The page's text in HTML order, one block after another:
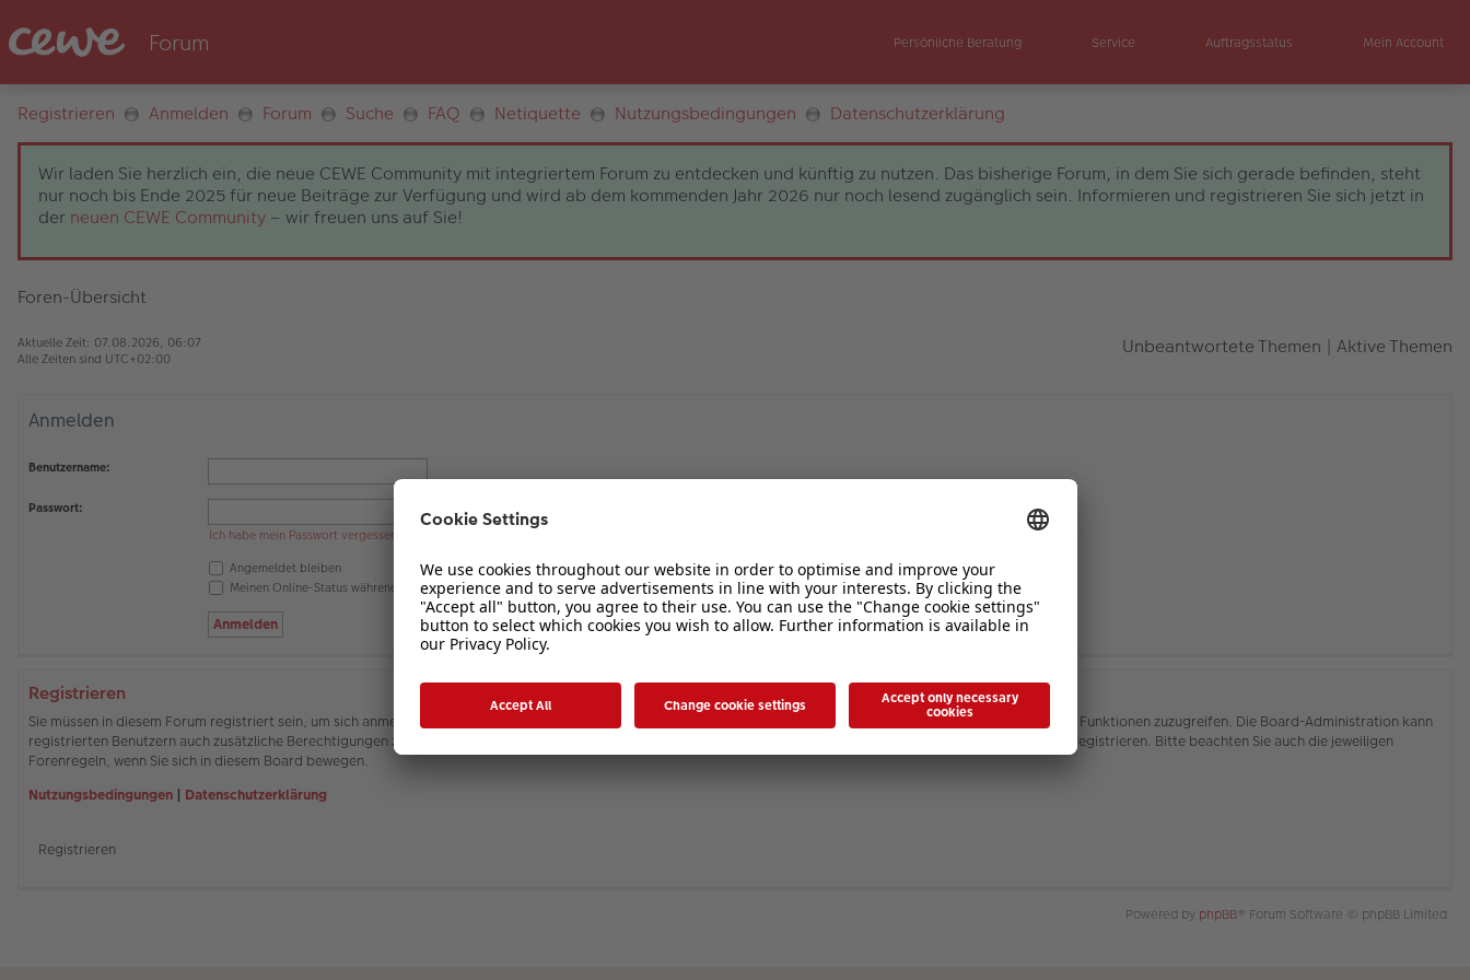
Persönliche Beratung Service Auftragsstatus Mein Account
Registrieren Anmelden Forum Suche FAQ Netiquette Nutzungsbedingungen Datenschutzerklärung
Wir laden Sie herzlich ein, die neue CEWE Community mit integriertem Forum zu entdecken und künftig zu nutzen. Das bisherige Forum, in dem Sie sich gerade befinden, steht
nur noch bis Ende 2025 für neue Beiträge zur Verfügung und wird ab dem kommenden Jahr 2026 nur noch lesend zugänglich sein. Informieren und registrieren Sie sich jetzt in
der neuen CEWE Community – wir freuen uns auf Sie!
Foren-Übersicht
Aktuelle Zeit: 07.08.2026, 06:07
Alle Zeiten sind UTC+02:00 Unbeantwortete Themen | Aktive Themen
Anmelden
Benutzername:
Passwort:
Ich habe mein Passwort vergessen
Angemeldet bleiben
Meinen Online-Status während dieser Sitzung verbergen
Registrieren
Sie müssen in diesem Forum registriert sein, um sich anmelden zu können. Die Registrierung ist in wenigen Augenblicken erledigt und ermöglicht es Ihnen, auf weitere Funktionen zuzugreifen. Die Board-Administration kann
registrierten Benutzern auch zusätzliche Berechtigungen zuweisen. Beachten Sie bitte unsere Nutzungsbedingungen und die verwandten Regelungen, bevor Sie sich registrieren. Bitte beachten Sie auch die jeweiligen
Forenregeln, wenn Sie sich in diesem Board bewegen.
Nutzungsbedingungen | Datenschutzerklärung
Registrieren
Powered by phpBB® Forum Software © phpBB Limited